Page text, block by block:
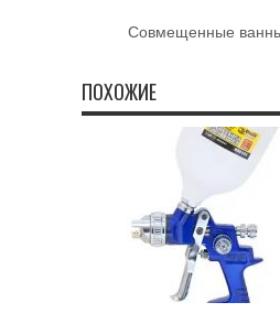
Совмещенные
ПОХОЖИЕ